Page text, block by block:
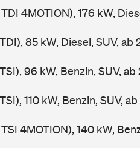
4MOTION), 176 kW,
85 kW, Diesel, SUV, ab
96 kW, Benzin, SUV, ab
110 kW, Benzin, SUV,
4MOTION), 140 kW,